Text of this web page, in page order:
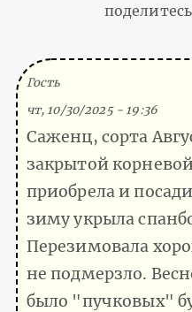
Гость
чт, 10/30/2025 - 19:36
Саженц, сорта
закрытой
приобрела и
зиму укрыла
Перезимовала
не подмерзло.
было "пучковых"